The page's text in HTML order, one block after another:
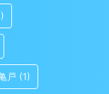
戸 (1)